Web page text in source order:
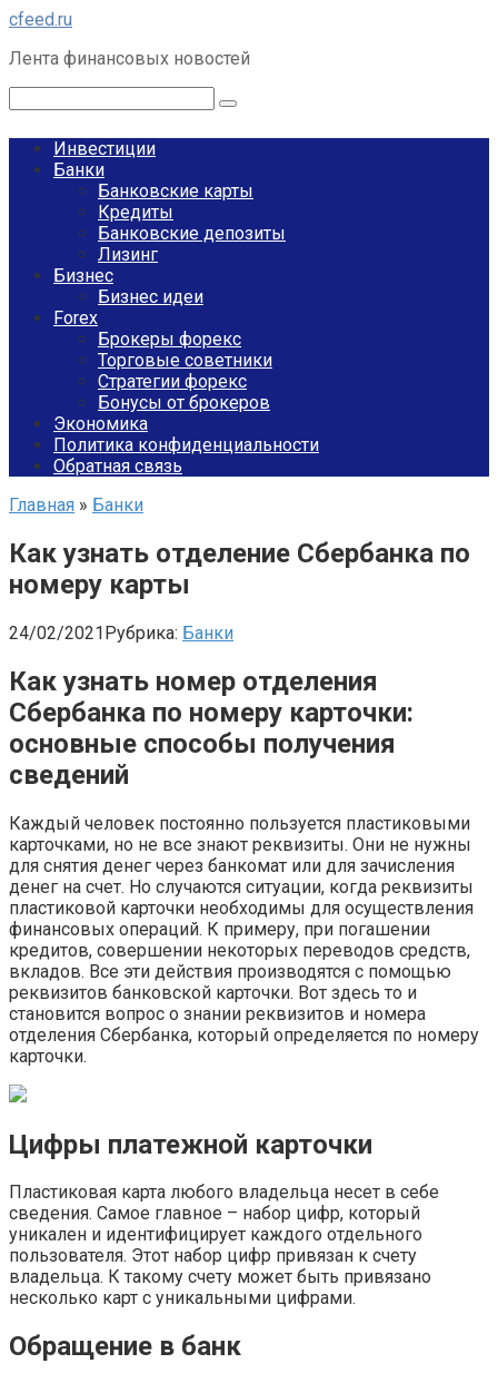
Перейти
контенту
cfeed.ru
Лента финансовых новостей
Инвестиции
Банки
Банковские карты
Кредиты
Банковские депозиты
Лизинг
Бизнес
Бизнес идеи
Forex
Брокеры форекс
Торговые советники
Стратегии форекс
Бонусы от брокеров
Экономика
Политика конфиденциальности
Обратная связь
Главная » Банки
Как узнать отделение Сбербанка по
номеру карты
24/02/2021Рубрика: Банки
Как узнать номер отделения
Сбербанка по номеру карточки:
основные способы получения
сведений
Каждый человек постоянно пользуется пластиковыми
карточками, но не все знают реквизиты. Они не нужны
для снятия денег через банкомат или для зачисления
денег на счет. Но случаются ситуации, когда реквизиты
пластиковой карточки необходимы для осуществления
финансовых операций. К примеру, при погашении
кредитов, совершении некоторых переводов средств,
вкладов. Все эти действия производятся с помощью
реквизитов банковской карточки. Вот здесь то и
становится вопрос о знании реквизитов и номера
отделения Сбербанка, который определяется по номеру
карточки.
Цифры платежной карточки
Пластиковая карта любого владельца несет в себе
сведения. Самое главное – набор цифр, который
уникален и идентифицирует каждого отдельного
пользователя. Этот набор цифр привязан к счету
владельца. К такому счету может быть привязано
несколько карт с уникальными цифрами.
Обращение в банк